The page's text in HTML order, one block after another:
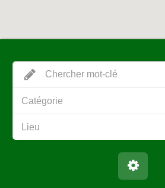
Catégorie
Lieu